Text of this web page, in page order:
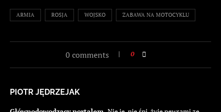
ARMIA ROSJA WOJSKO ZABAWA NA MOTOCYKLU
0 comments 0
PIOTR JĘDRZEJAK